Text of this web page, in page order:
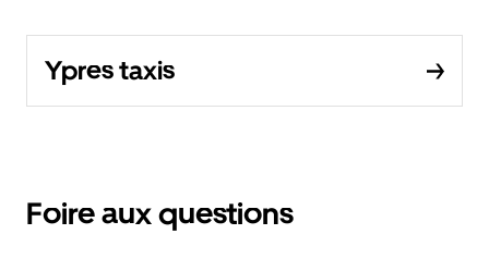
Ypres taxis
Foire aux questions